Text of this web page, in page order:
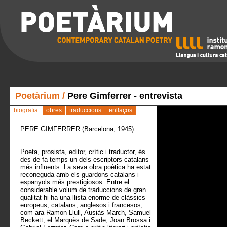
Poetàrium / Pere Gimferrer - entrevista
biografia obres traduccions enllaços
PERE GIMFERRER (Barcelona, 1945)
Poeta, prosista, editor, crític i traductor, és
des de fa temps un dels escriptors catalans
més influents. La seva obra poètica ha estat
reconeguda amb els guardons catalans i
espanyols més prestigiosos. Entre el
considerable volum de traduccions de gran
qualitat hi ha una llista enorme de clàssics
europeus, catalans, anglesos i francesos,
com ara Ramon Llull, Ausiàs March, Samuel
Beckett, el Marquès de Sade, Joan Brossa i